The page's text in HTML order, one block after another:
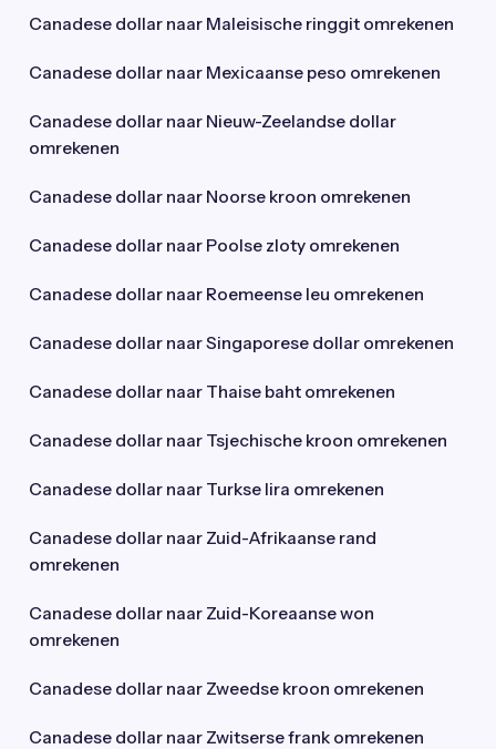
Canadese dollar naar Maleisische ringgit omrekenen
Canadese dollar naar Mexicaanse peso omrekenen
Canadese dollar naar Nieuw-Zeelandse dollar
omrekenen
Canadese dollar naar Noorse kroon omrekenen
Canadese dollar naar Poolse zloty omrekenen
Canadese dollar naar Roemeense leu omrekenen
Canadese dollar naar Singaporese dollar omrekenen
Canadese dollar naar Thaise baht omrekenen
Canadese dollar naar Tsjechische kroon omrekenen
Canadese dollar naar Turkse lira omrekenen
Canadese dollar naar Zuid-Afrikaanse rand
omrekenen
Canadese dollar naar Zuid-Koreaanse won
omrekenen
Canadese dollar naar Zweedse kroon omrekenen
Canadese dollar naar Zwitserse frank omrekenen